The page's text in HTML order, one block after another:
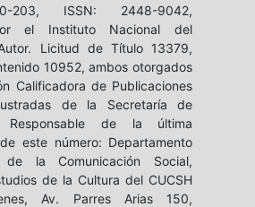
203, ISSN: 2448-9042,
el Instituto Nacional del
Licitud de Título 13379,
10952, ambos otorgados
Calificadora de Publicaciones
de la Secretaría de
Responsable de la última
este número: Departamento
la Comunicación Social,
de la Cultura del CUCSH
Av. Parres Arias 150,